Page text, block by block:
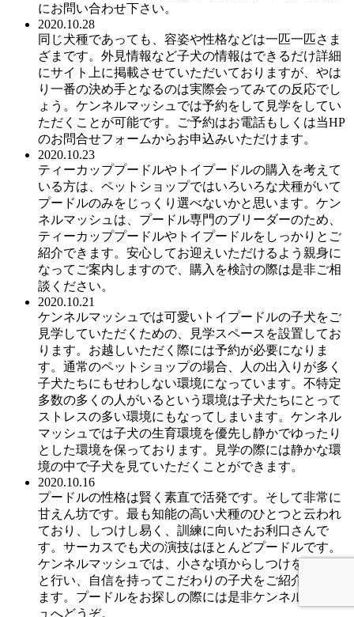
にお問い合わせ下さい。
2020.10.28
同じ犬種であっても、容姿や性格などは一匹一匹さま
ざまです。外見情報など子犬の情報はできるだけ詳細
にサイト上に掲載させていただいておりますが、やは
り一番の決め手となるのは実際会ってみての反応でし
ょう。ケンネルマッシュでは予約をして見学をしてい
ただくことが可能です。ご予約はお電話もしくは当HP
のお問合せフォームからお申込みいただけます。
2020.10.23
ティーカッププードルやトイプードルの購入を考えて
いる方は、ペットショップではいろいろな犬種がいて
プードルのみをじっくり選べないかと思います。ケン
ネルマッシュは、プードル専門のブリーダーのため、
ティーカッププードルやトイプードルをしっかりとご
紹介できます。安心してお迎えいただけるよう親身に
なってご案内しますので、購入を検討の際は是非ご相
談ください。
2020.10.21
ケンネルマッシュでは可愛いトイプードルの子犬をご
見学していただくための、見学スペースを設置してお
ります。お越しいただく際には予約が必要になりま
す。通常のペットショップの場合、人の出入りが多く
子犬たちにもせわしない環境になっています。不特定
多数の多くの人がいるという環境は子犬たちにとって
ストレスの多い環境にもなってしまいます。ケンネル
マッシュでは子犬の生育環境を優先し静かでゆったり
とした環境を保っております。見学の際には静かな環
境の中で子犬を見ていただくことができます。
2020.10.16
プードルの性格は賢く素直で活発です。そして非常に
甘えん坊です。最も知能の高い犬種のひとつと云われ
ており、しつけし易く、訓練に向いたお利口さんで
す。サーカスでも犬の演技はほとんどプードルです。
ケンネルマッシュでは、小さな頃からしつけをきちん
と行い、自信を持ってこだわりの子犬をご紹介いたし
ます。プードルをお探しの際には是非ケンネルマッシ
ュへどうぞ。